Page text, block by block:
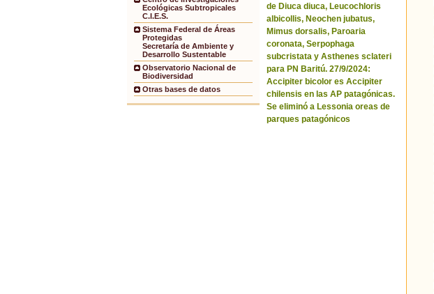
Ecológicas Subtropicales
C.I.E.S.
Sistema Federal de Áreas
Protegidas
Secretaría de Ambiente y
Desarrollo Sustentable
Observatorio Nacional de
Biodiversidad
Otras bases de datos
de Diuca diuca, Leucochloris
albicollis, Neochen jubatus,
Mimus dorsalis, Paroaria
coronata, Serpophaga
subcristata y Asthenes sclateri
para PN Baritú. 27/9/2024:
Accipiter bicolor es Accipiter
chilensis en las AP patagónicas.
Se eliminó a Lessonia oreas de
parques patagónicos